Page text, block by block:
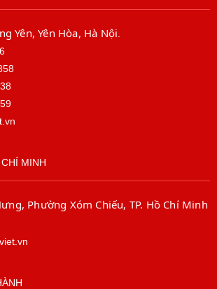
Yên, Yên Hòa, Hà Nội
MINH
Phường Xóm Chiếu, TP. Hồ Chí Minh